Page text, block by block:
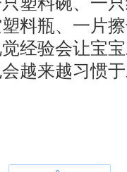
塑料瓶、一片
经验会让宝
越来越习惯